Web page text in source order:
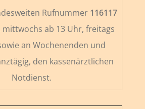
Rufnummer 116117
mittwochs ab 13 Uhr, freitags
an Wochenenden und
den kassenärztlichen
Notdienst.